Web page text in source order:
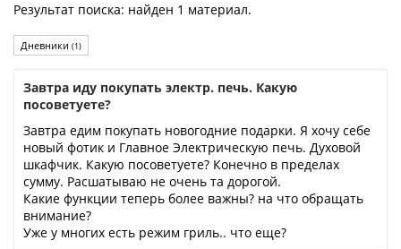
Результат поиска: найден 1 материал.
Дневники (1)
Завтра иду покупать электр. печь. Какую
посоветуете?
Завтра едим покупать новогодние подарки. Я хочу себе
новый фотик и Главное Электрическую печь. Духовой
шкафчик. Какую посоветуете? Конечно в пределах
сумму. Расшатываю не очень та дорогой.
Какие функции теперь более важны? на что обращать
внимание?
Уже у многих есть режим гриль.. что еще?